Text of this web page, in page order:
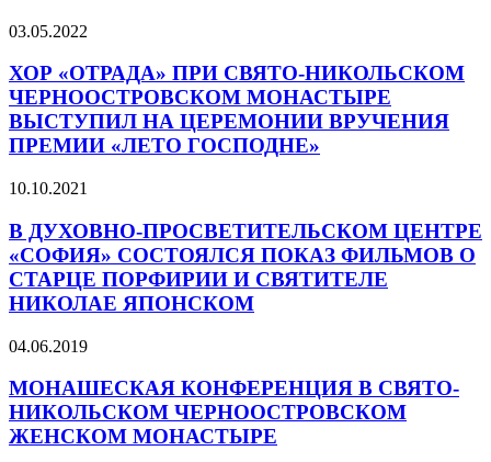
03.05.2022
ХОР «ОТРАДА» ПРИ СВЯТО-НИКОЛЬСКОМ
ЧЕРНООСТРОВСКОМ МОНАСТЫРЕ
ВЫСТУПИЛ НА ЦЕРЕМОНИИ ВРУЧЕНИЯ
ПРЕМИИ «ЛЕТО ГОСПОДНЕ»
10.10.2021
В ДУХОВНО-ПРОСВЕТИТЕЛЬСКОМ ЦЕНТРЕ
«СОФИЯ» СОСТОЯЛСЯ ПОКАЗ ФИЛЬМОВ О
СТАРЦЕ ПОРФИРИИ И СВЯТИТЕЛЕ
НИКОЛАЕ ЯПОНСКОМ
04.06.2019
МОНАШЕСКАЯ КОНФЕРЕНЦИЯ В СВЯТО-
НИКОЛЬСКОМ ЧЕРНООСТРОВСКОМ
ЖЕНСКОМ МОНАСТЫРЕ